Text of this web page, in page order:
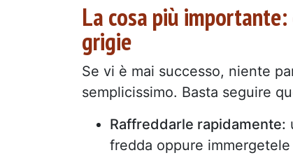
La cosa più
grigie
Se vi è mai successo, niente
semplicissimo. Basta seguire
Raffreddarle rapidamente:
fredda oppure